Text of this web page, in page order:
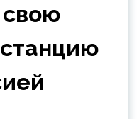
свою